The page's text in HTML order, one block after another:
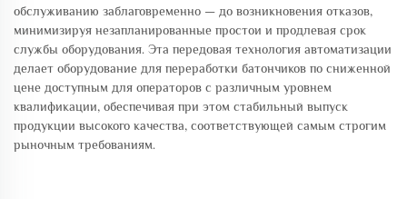
обслуживанию заблаговременно — до возникновения отказов,
минимизируя незапланированные простои и продлевая срок
службы оборудования. Эта передовая технология автоматизации
делает оборудование для переработки батончиков по сниженной
цене доступным для операторов с различным уровнем
квалификации, обеспечивая при этом стабильный выпуск
продукции высокого качества, соответствующей самым строгим
рыночным требованиям.